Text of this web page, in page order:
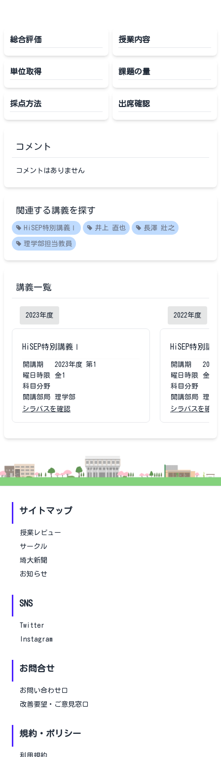
総合評価 授業内容
単位取得 課題の量
採点方法 出席確認
コメント
コメントはありません
関連する講義を探す
HiSEP特別講義Ⅰ 井上 直也 長澤 壯之
理学部担当教員
講義一覧
2023年度
HiSEP特別講義Ⅰ
開講期 2023年度 第1
曜日時限
金1
科目分野
開講部局
理学部
シラバスを確認
2022年度
HiSEP特別講
開講期 2022
曜日時限
金1
科目分野
開講部局
理学
シラバスを確認
サイトマップ
授業レビュー
サークル
埼大新聞
お知らせ
SNS
Twitter
Instagram
お問合せ
お問い合わせ口
改善要望・ご意見窓口
規約・ポリシー
利用規約